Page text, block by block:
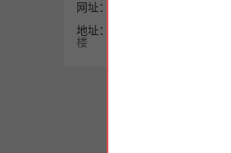
网址：
地址：
楼